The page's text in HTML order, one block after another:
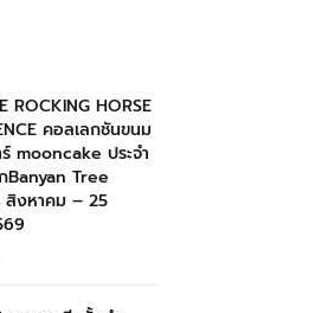
ROCKING HORSE
คอลเลกชันขนม
mooncake ประจำ
Banyan Tree
สิงหาคม – 25